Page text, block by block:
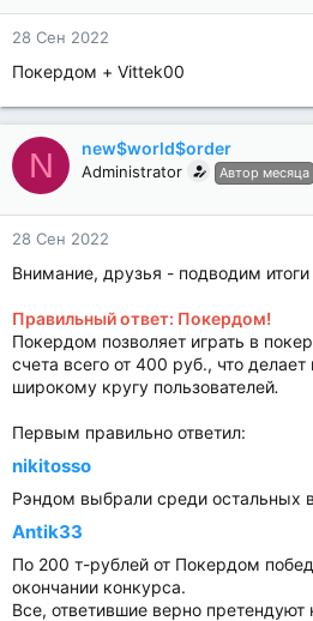
28 Сен 2022
Покердом + Vittek00
N new$world$order
Administrator Автор месяца
28 Сен 2022
Внимание, друзья - подводим
Правильный ответ: Покердом!
Покердом позволяет играть в
счета всего от 400 руб., что делает
широкому кругу пользователей.
Первым правильно ответил:
nikitosso
Рэндом выбрали среди остальных
Antik33
По 200 т-рублей от Покердом
окончании конкурса.
Все, ответившие верно